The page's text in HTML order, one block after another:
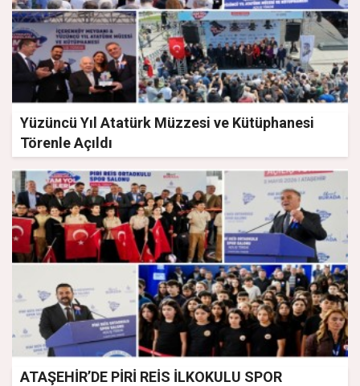
Yüzüncü Yıl Atatürk Müzzesi ve Kütüphanesi
Törenle Açıldı
ATAŞEHİR’DE PİRİ REİS İLKOKULU SPOR